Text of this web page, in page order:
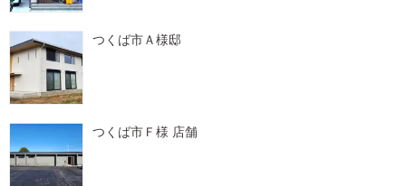
つくば市Ａ様邸
つくば市Ｆ様 店舗